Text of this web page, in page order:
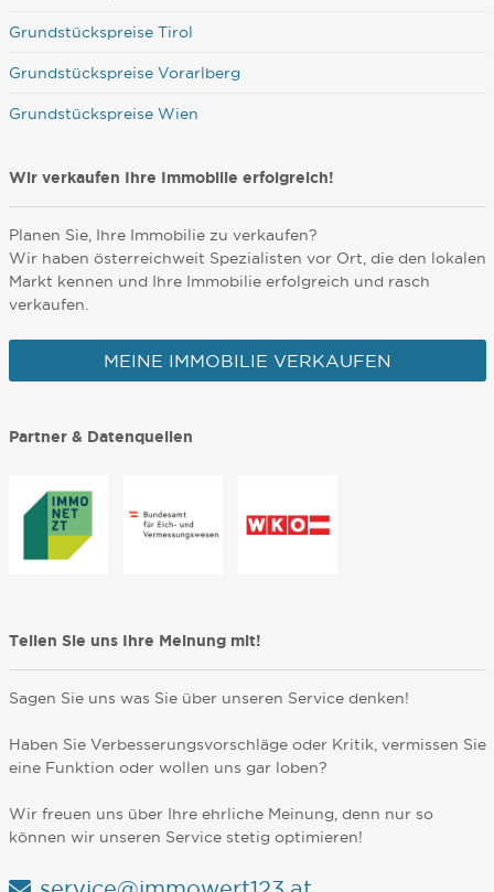
Grundstückspreise Tirol
Grundstückspreise Vorarlberg
Grundstückspreise Wien
Wir verkaufen Ihre Immobilie erfolgreich!
Planen Sie, Ihre Immobilie zu verkaufen?
Wir haben österreichweit Spezialisten vor Ort, die den lokalen
Markt kennen und Ihre Immobilie erfolgreich und rasch
verkaufen.
MEINE IMMOBILIE VERKAUFEN
Partner & Datenquellen
Teilen Sie uns Ihre Meinung mit!
Sagen Sie uns was Sie über unseren Service denken!
Haben Sie Verbesserungsvorschläge oder Kritik, vermissen Sie
eine Funktion oder wollen uns gar loben?
Wir freuen uns über Ihre ehrliche Meinung, denn nur so
können wir unseren Service stetig optimieren!